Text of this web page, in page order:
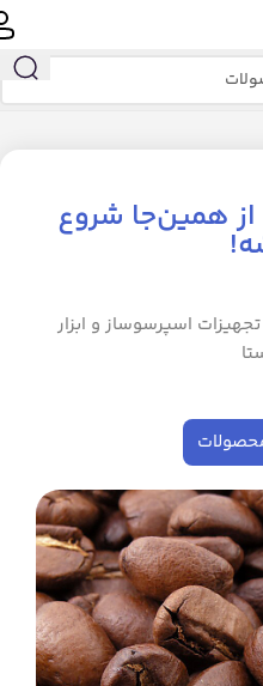
همین‌جا شروع
تجهیزات اسپرسوساز و ابزار